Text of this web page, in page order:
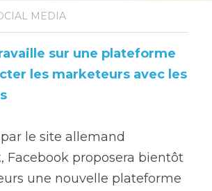
MEDIA
sur une plateforme
les marketeurs avec les
le site allemand
Facebook proposera bientôt
une nouvelle plateforme